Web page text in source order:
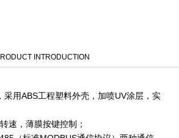
INTRODUCTION
采用ABS工程塑料外壳，加喷UV涂层，实
速，薄膜按键控制；